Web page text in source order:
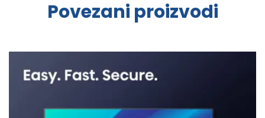
Povezani proizvodi